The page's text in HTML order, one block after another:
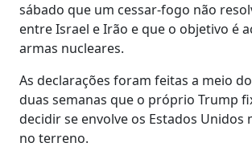
sábado que um cessar-fogo não
entre Israel e Irão e que o objetivo é
armas nucleares.
As declarações foram feitas a meio
duas semanas que o próprio Trump
decidir se envolve os Estados
no terreno.